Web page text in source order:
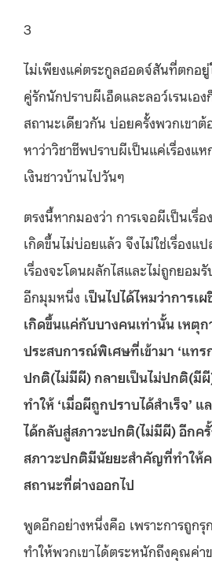
3
ไม่เพียงแค่ตระกูลฮอดจ์สันที่ตกอ
คู่รักนักปราบผีเอ็ดและลอว์เรนเอ
สถานะเดียวกัน บ่อยครั้งพวกเขา
หาว่าวิชาชีพปราบผีเป็นแค่เรื่องแ
เงินชาวบ้านไปวันๆ
ตรงนี้หากมองว่า การเจอผีเป็นเรื่
เกิดขึ้นไม่บ่อยแล้ว จึงไม่ใช่เรื่องแ
เรื่องจะโดนผลักไสและไม่ถูกยอม
อีกมุมหนึ่ง เป็นไปได้ไหมว่าการ
เกิดขึ้นแค่กับบางคนเท่านั้น เหตุ
ประสบการณ์พิเศษที่เข้ามา ‘แทร
ปกติ(ไม่มีผี) กลายเป็นไม่ปกติ(มี
ทำให้ ‘เมื่อผีถูกปราบได้สำเร็จ’
ได้กลับสู่สภาวะปกติ(ไม่มีผี) อีกค
สภาวะปกติมีนัยยะสำคัญที่ทำให้
สถานะที่ต่างออกไป
พูดอีกอย่างหนึ่งคือ เพราะการถูกรุ
ทำให้พวกเขาได้ตระหนักถึงคุณค่